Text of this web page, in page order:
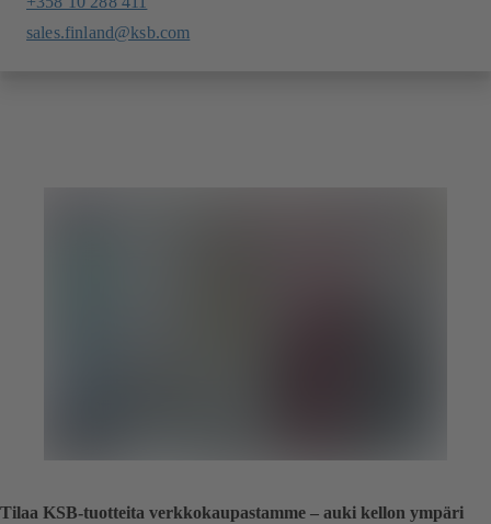
sales.finland@ksb.com
Tilaa KSB-tuotteita verkkokaupastamme – auki kellon ympäri